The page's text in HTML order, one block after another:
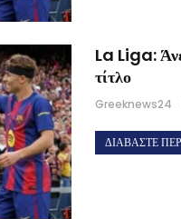
La Liga:
τίτλο
Greeknews24
ΔΙΑΒΆΣΤΕ